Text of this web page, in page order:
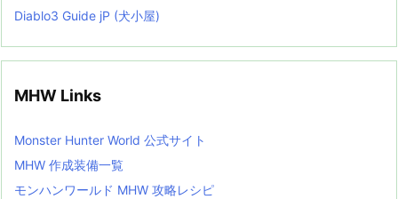
Diablo3 Guide jP (犬小屋)
MHW Links
Monster Hunter World 公式サイト
MHW 作成装備一覧
モンハンワールド MHW 攻略レシピ